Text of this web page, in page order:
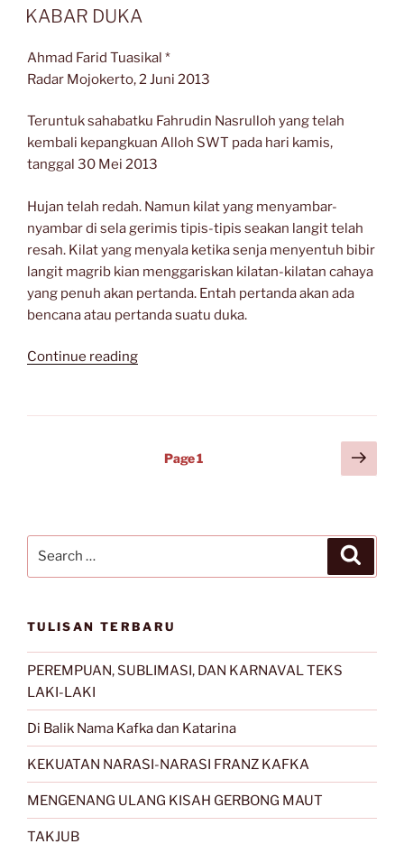
CERPEN
ON
KABAR DUKA
Ahmad Farid Tuasikal *
Radar Mojokerto, 2 Juni 2013
Teruntuk sahabatku Fahrudin Nasrulloh yang telah
kembali kepangkuan Alloh SWT pada hari kamis,
tanggal 30 Mei 2013
Hujan telah redah. Namun kilat yang menyambar-
nyambar di sela gerimis tipis-tipis seakan langit telah
resah. Kilat yang menyala ketika senja menyentuh bibir
langit magrib kian menggariskan kilatan-kilatan cahaya
yang penuh akan pertanda. Entah pertanda akan ada
bencana atau pertanda suatu duka.
Continue reading“KABAR
Page1
Next
page
TULISAN TERBARU
PEREMPUAN, SUBLIMASI, DAN KARNAVAL TEKS
LAKI-LAKI
Di Balik Nama Kafka dan Katarina
KEKUATAN NARASI-NARASI FRANZ KAFKA
MENGENANG ULANG KISAH GERBONG MAUT
TAKJUB